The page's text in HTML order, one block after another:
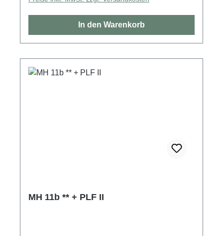
In den Warenkorb
MH 11b ** + PLF II